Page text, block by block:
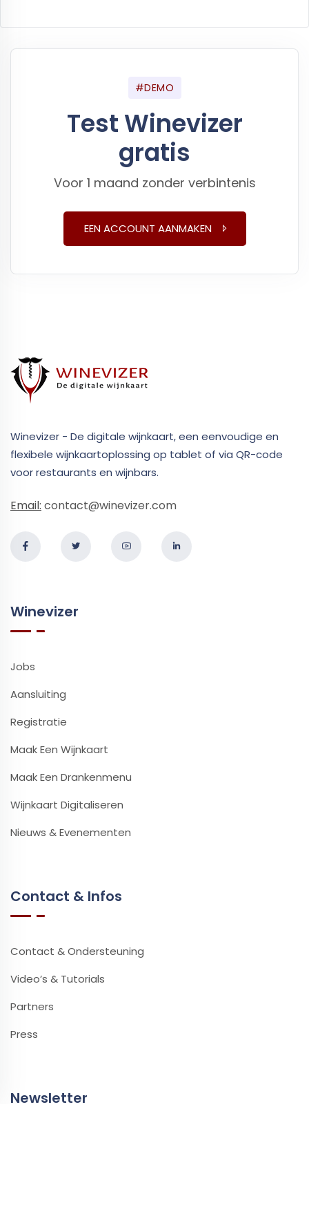
#DEMO
Test Winevizer
gratis
Voor 1 maand zonder verbintenis
EEN ACCOUNT AANMAKEN
Winevizer - De digitale wijnkaart, een eenvoudige en
flexibele wijnkaartoplossing op tablet of via QR-code
voor restaurants en wijnbars.
Email: contact@winevizer.com
Winevizer
Jobs
Aansluiting
Registratie
Maak Een Wijnkaart
Maak Een Drankenmenu
Wijnkaart Digitaliseren
Nieuws & Evenementen
Contact & Infos
Contact & Ondersteuning
Video’s & Tutorials
Partners
Press
Newsletter